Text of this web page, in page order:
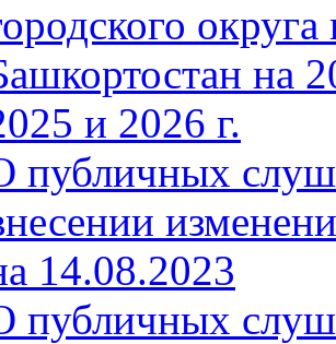
на
и 2026 г.
публичных
14.08.2023
публичных